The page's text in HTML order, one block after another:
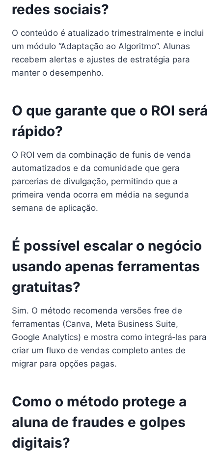
redes sociais?
O conteúdo é atualizado trimestralmente e inclui
um módulo “Adaptação ao Algoritmo”. Alunas
recebem alertas e ajustes de estratégia para
manter o desempenho.
O que garante que o ROI será
rápido?
O ROI vem da combinação de funis de venda
automatizados e da comunidade que gera
parcerias de divulgação, permitindo que a
primeira venda ocorra em média na segunda
semana de aplicação.
É possível escalar o negócio
usando apenas ferramentas
gratuitas?
Sim. O método recomenda versões free de
ferramentas (Canva, Meta Business Suite,
Google Analytics) e mostra como integrá‑las para
criar um fluxo de vendas completo antes de
migrar para opções pagas.
Como o método protege a
aluna de fraudes e golpes
digitais?